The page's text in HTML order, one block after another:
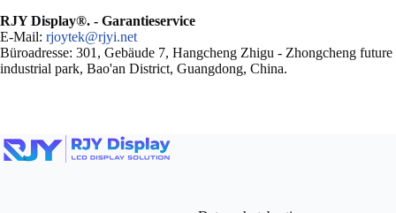
RJY Display®. - Garantieservice
E-Mail: rjoytek@rjyi.net
Büroadresse: 301, Gebäude 7, Hangcheng Zhigu - Zhongcheng future
industrial park, Bao'an District, Guangdong, China.